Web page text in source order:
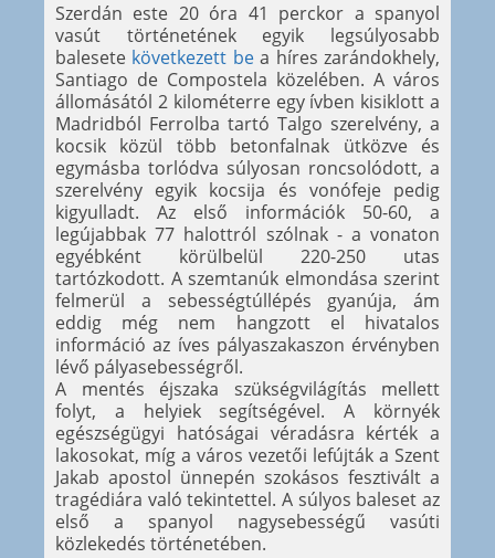
Szerdán este 20 óra 41 perckor a spanyol
vasút történetének egyik legsúlyosabb
balesete következett bea híres zarándokhely,
Santiago de Compostela közelében. A város
állomásától 2 kilométerre egy ívben kisiklott a
Madridból Ferrolba tartó Talgo szerelvény, a
kocsik közül több betonfalnak ütközve és
egymásba torlódva súlyosan roncsolódott, a
szerelvény egyik kocsija és vonófeje pedig
kigyulladt. Az első információk 50-60, a
legújabbak 77 halottról szólnak - a vonaton
egyébként körülbelül 220-250 utas
tartózkodott. A szemtanúk elmondása szerint
felmerül a sebességtúllépés gyanúja, ám
eddig még nem hangzott el hivatalos
információ az íves pályaszakaszon érvényben
lévő pályasebességről.
A mentés éjszaka szükségvilágítás mellett
folyt, a helyiek segítségével. A környék
egészségügyi hatóságai véradásra kérték a
lakosokat, míg a város vezetői lefújták a Szent
Jakab apostol ünnepén szokásos fesztivált a
tragédiára való tekintettel. A súlyos baleset az
első a spanyol nagysebességű vasúti
közlekedés történetében.